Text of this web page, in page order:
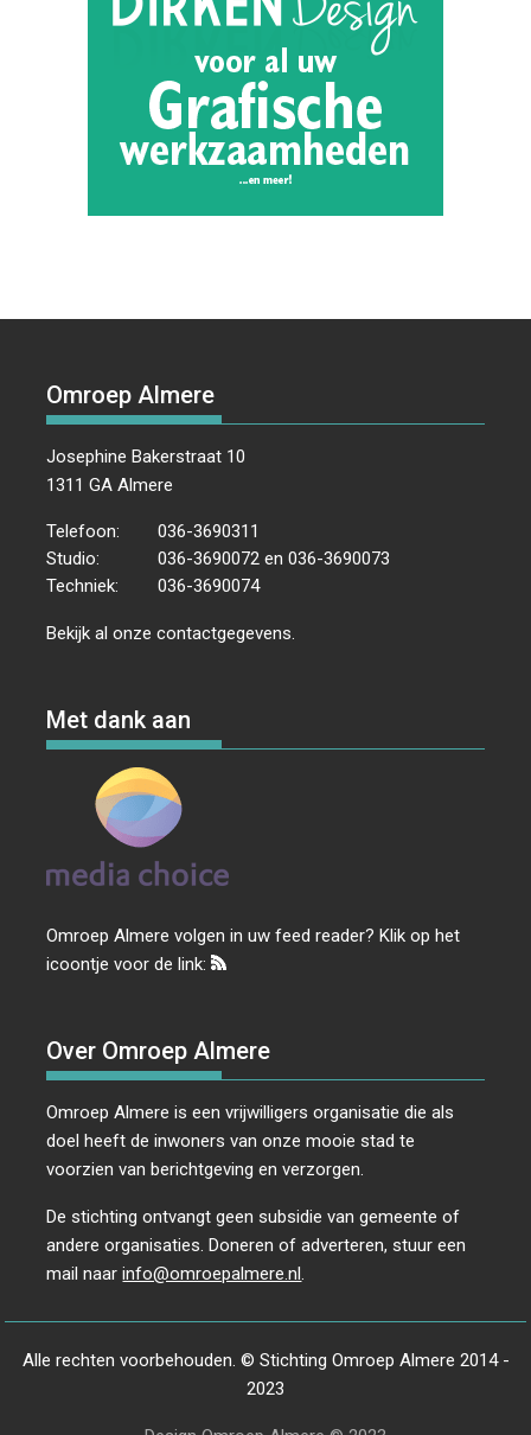
Omroep Almere
Josephine Bakerstraat 10
1311 GA Almere
Telefoon:
036-3690311
Studio:
036-3690072 en 036-3690073
Techniek:
036-3690074
Bekijk al onzecontactgegevens
Met dank aan
Omroep Almere volgen in uw feed reader? Klik op het
icoontje voor de link:
Over Omroep Almere
Omroep Almere is een vrijwilligers organisatie die als
doel heeft de inwoners van onze mooie stad te
voorzien van berichtgeving en verzorgen.
De stichting ontvangt geen subsidie van gemeente of
andere organisaties. Doneren of adverteren, stuur een
mail naarinfo@omroepalmere.nl.
Alle rechten voorbehouden. © Stichting Omroep Almere 2014 -
2023